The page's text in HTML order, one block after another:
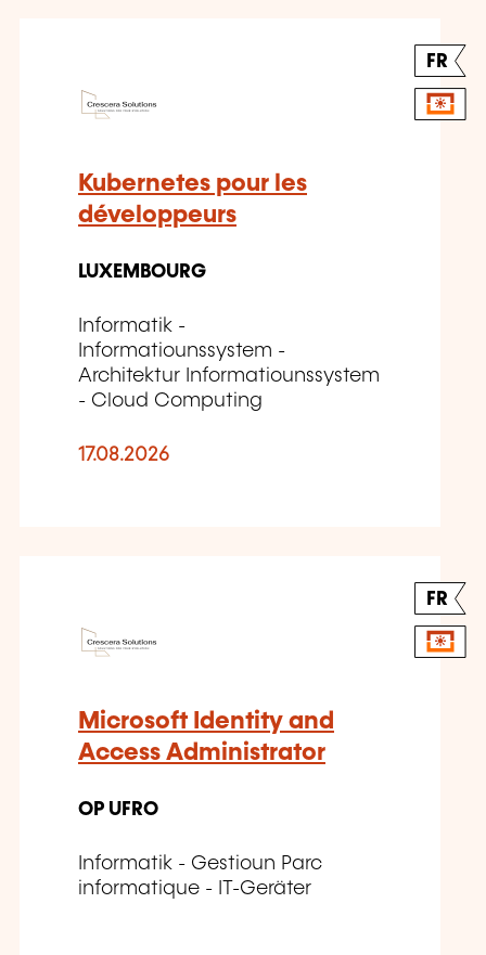
FR
Kubernetes pour les
développeurs
LUXEMBOURG
Informatik -
Informatiounssystem -
Architektur Informatiounssystem
- Cloud Computing
17.08.2026
FR
Microsoft Identity and
Access Administrator
OP UFRO
Informatik - Gestioun Parc
informatique - IT-Geräter